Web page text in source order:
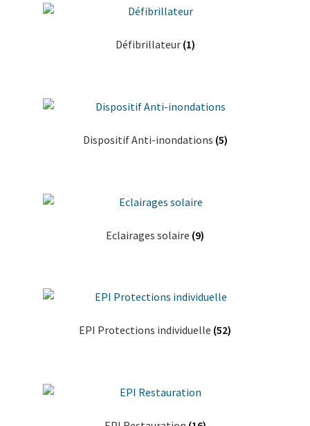
Défibrillateur (1)
Dispositif Anti-inondations (5)
Eclairages solaire (9)
EPI Protections individuelle (52)